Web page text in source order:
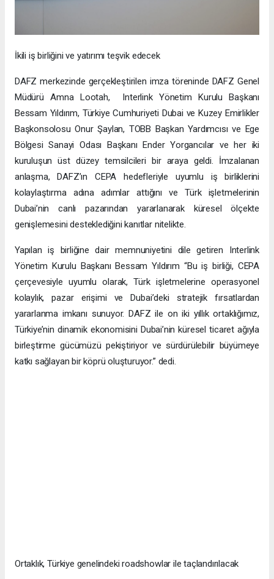
İkili iş birliğini ve yatırımı teşvik edecek
DAFZ merkezinde gerçekleştirilen imza töreninde DAFZ Genel
Müdürü Amna Lootah, Interlink Yönetim Kurulu Başkanı
Bessam Yıldırım, Türkiye Cumhuriyeti Dubai ve Kuzey Emirlikler
Başkonsolosu Onur Şaylan, TOBB Başkan Yardımcısı ve Ege
Bölgesi Sanayi Odası Başkanı Ender Yorgancılar ve her iki
kuruluşun üst düzey temsilcileri bir araya geldi. İmzalanan
anlaşma, DAFZ’ın CEPA hedefleriyle uyumlu iş birliklerini
kolaylaştırma adına adımlar attığını ve Türk işletmelerinin
Dubai’nin canlı pazarından yararlanarak küresel ölçekte
genişlemesini desteklediğini kanıtlar nitelikte.
Yapılan iş birliğine dair memnuniyetini dile getiren Interlink
Yönetim Kurulu Başkanı Bessam Yıldırım “Bu iş birliği, CEPA
çerçevesiyle uyumlu olarak, Türk işletmelerine operasyonel
kolaylık, pazar erişimi ve Dubai’deki stratejik fırsatlardan
yararlanma imkanı sunuyor. DAFZ ile on iki yıllık ortaklığımız,
Türkiye’nin dinamik ekonomisini Dubai’nin küresel ticaret ağıyla
birleştirme gücümüzü pekiştiriyor ve sürdürülebilir büyümeye
katkı sağlayan bir köprü oluşturuyor.” dedi.
Ortaklık, Türkiye genelindeki roadshowlar ile taçlandırılacak